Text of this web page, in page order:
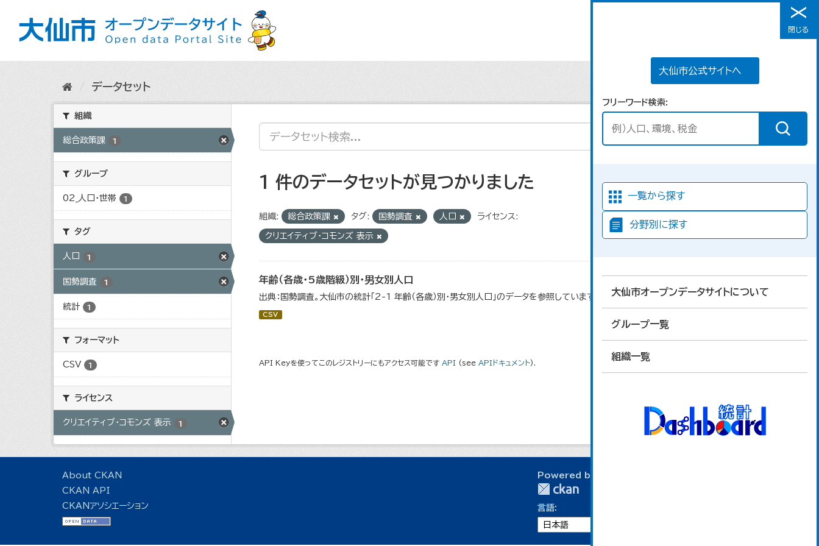
メニュー
大仙市公式サイトへ
フリーワード検索
一覧から探す
分野別に探す
大仙市オープンデータサイトについて
グループ一覧
組織一覧
閉じる
データセット
組織
総合政策課 1
グループ
02_人口・世帯 1
タグ
人口 1
国勢調査 1
統計 1
フォーマット
CSV 1
ライセンス
クリエイティブ・コモンズ 表示 1
1 件のデータセットが見つかりました
組織: 総合政策課 タグ: 国勢調査 人口 ライセンス:
クリエイティブ・コモンズ 表示
年齢（各歳・5歳階級）別・男女別人口
出典：国勢調査。大仙市の統計「2-1 年齢（各歳）別・男女別人口」のデータを参照しています。
CSV
API Keyを使ってこのレジストリーにもアクセス可能です API (see APIドキュメント).
About CKAN
CKAN API
CKANアソシエーション
Powered by
言語